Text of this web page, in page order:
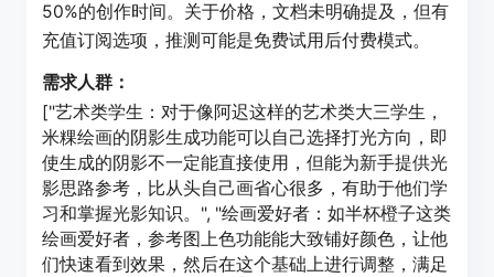
50%的创作时间。关于价格，文档未明确提及，但有
充值订阅选项，推测可能是免费试用后付费模式。
需求人群：
["艺术类学生：对于像阿迟这样的艺术类大三学生，
米粿绘画的阴影生成功能可以自己选择打光方向，即
使生成的阴影不一定能直接使用，但能为新手提供光
影思路参考，比从头自己画省心很多，有助于他们学
习和掌握光影知识。", "绘画爱好者：如半杯橙子这类
绘画爱好者，参考图上色功能能大致铺好颜色，让他
们快速看到效果，然后在这个基础上进行调整，满足